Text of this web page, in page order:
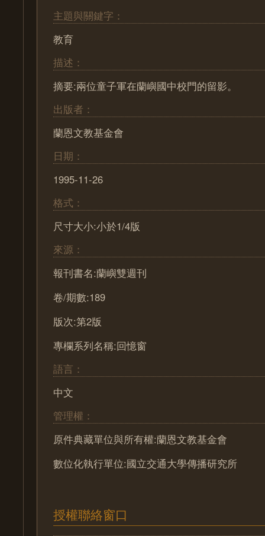
主題與關鍵字：
教育
描述：
摘要:兩位童子軍在蘭嶼國中校門的留影。
出版者：
蘭恩文教基金會
日期：
1995-11-26
格式：
尺寸大小:小於1/4版
來源：
報刊書名:蘭嶼雙週刊
卷/期數:189
版次:第2版
專欄系列名稱:回憶窗
語言：
中文
管理權：
原件典藏單位與所有權:蘭恩文教基金會
數位化執行單位:國立交通大學傳播研究所
授權聯絡窗口